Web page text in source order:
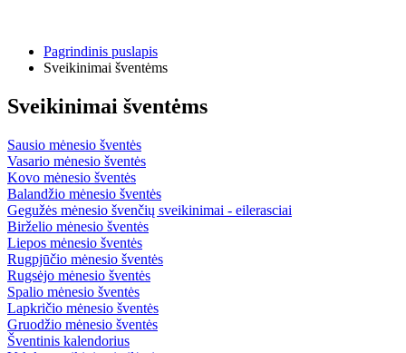
Pagrindinis puslapis
Sveikinimai šventėms
Sveikinimai šventėms
Sausio mėnesio šventės
Vasario mėnesio šventės
Kovo mėnesio šventės
Balandžio mėnesio šventės
Gegužės mėnesio švenčių sveikinimai - eilerasciai
Birželio mėnesio šventės
Liepos mėnesio šventės
Rugpjūčio mėnesio šventės
Rugsėjo mėnesio šventės
Spalio mėnesio šventės
Lapkričio mėnesio šventės
Gruodžio mėnesio šventės
Šventinis kalendorius